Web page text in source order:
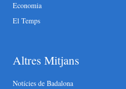
Economia
El Temps
Altres Mitjans
Notícies de Badalona